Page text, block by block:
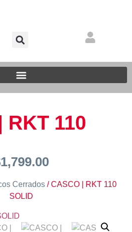
RKT 110
1,799.00
Cerrados/ CASCO | RKT 110
SOLID